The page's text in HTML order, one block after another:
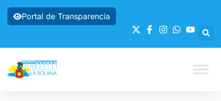
Portal de Transparencia